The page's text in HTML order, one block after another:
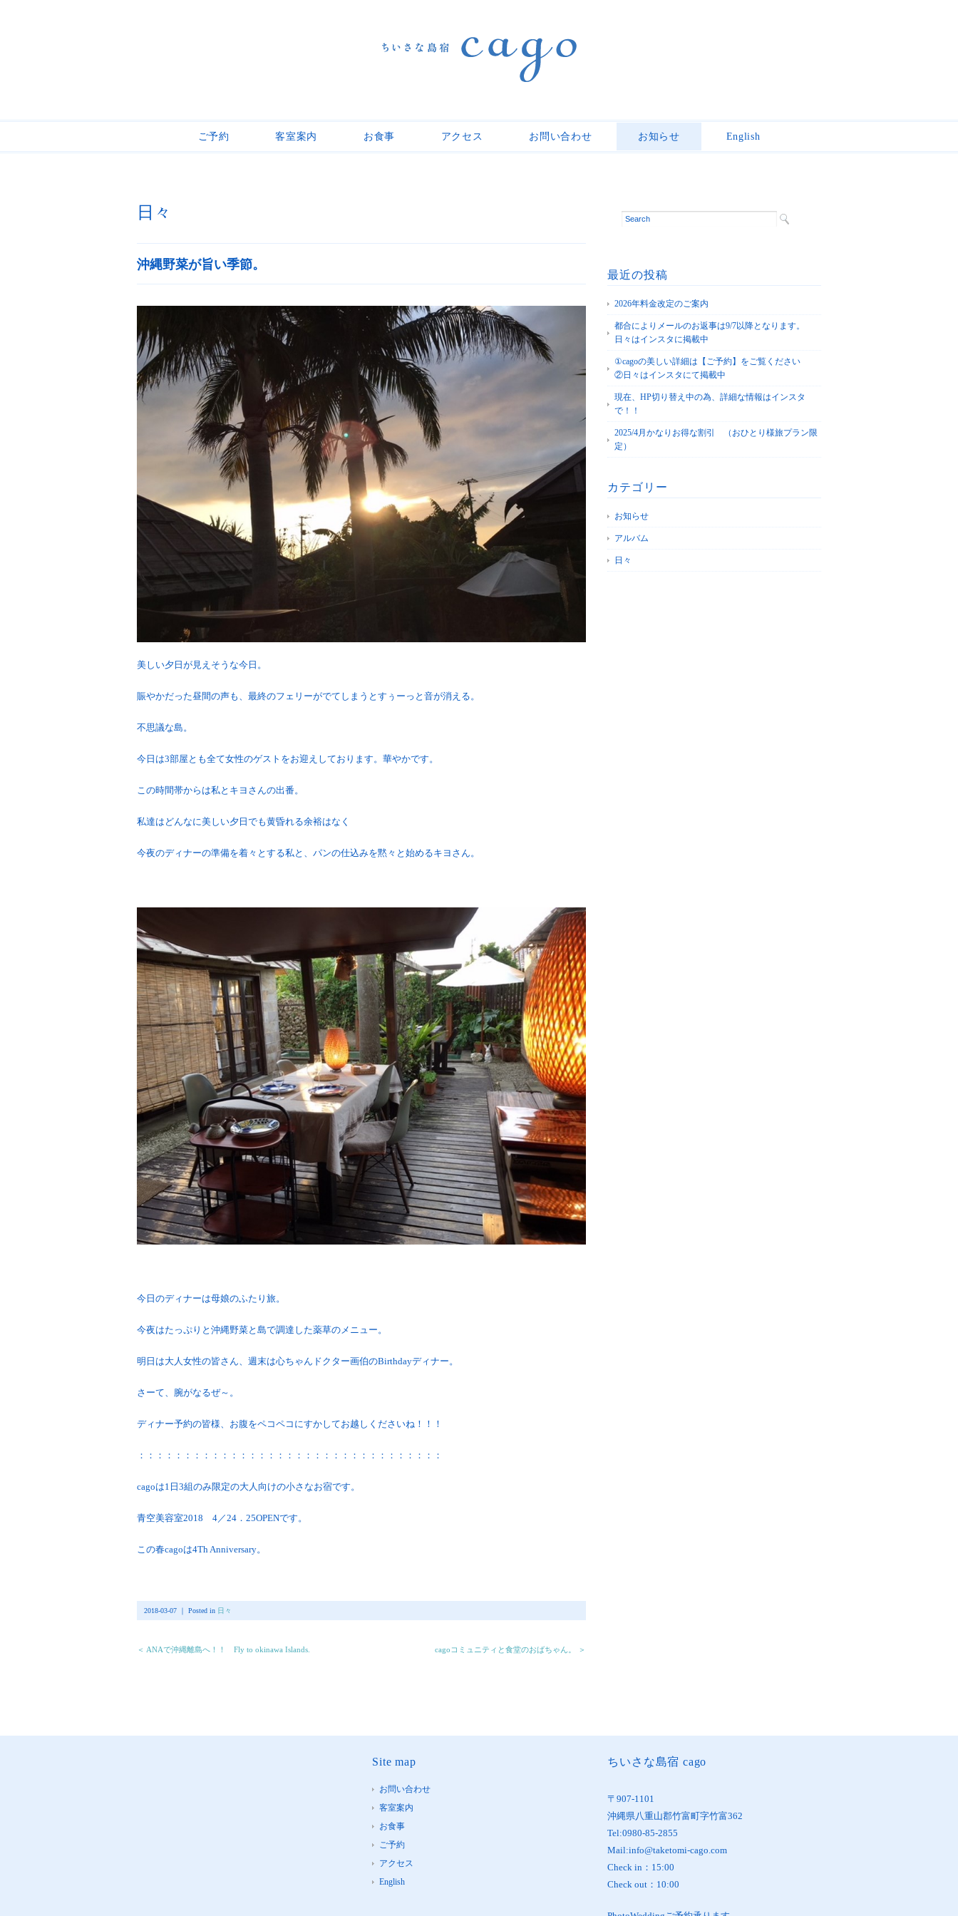
ご予約 客室案内 お食事 アクセス お問い合わせ お知らせ English
日々
沖縄野菜が旨い季節。
美しい夕日が見えそうな今日。
賑やかだった昼間の声も、最終のフェリーがでてしまうとすぅーっと音が消える。
不思議な島。
今日は3部屋とも全て女性のゲストをお迎えしております。華やかです。
この時間帯からは私とキヨさんの出番。
私達はどんなに美しい夕日でも黄昏れる余裕はなく
今夜のディナーの準備を着々とする私と、パンの仕込みを黙々と始めるキヨさん。
今日のディナーは母娘のふたり旅。
今夜はたっぷりと沖縄野菜と島で調達した薬草のメニュー。
明日は大人女性の皆さん、週末は心ちゃんドクター画伯のBirthdayディナー。
さーて、腕がなるぜ～。
ディナー予約の皆様、お腹をペコペコにすかしてお越しくださいね！！！
：：：：：：：：：：：：：：：：：：：：：：：：：：：：：：：：：
cagoは1日3組のみ限定の大人向けの小さなお宿です。
青空美容室2018 4／24．25OPENです。
この春cagoは4Th Anniversary。
2018-03-07 ｜ Posted in 日々
＜ ANAで沖縄離島へ！！ Fly to okinawa Islands. cagoコミュニティと食堂のおばちゃん。 ＞
最近の投稿
2026年料金改定のご案内
都合によりメールのお返事は9/7以降となります。
日々はインスタに掲載中
①cagoの美しい詳細は【ご予約】をご覧ください
②日々はインスタにて掲載中
現在、HP切り替え中の為、詳細な情報はインスタ
で！！
2025/4月かなりお得な割引 （おひとり様旅プラン限
定）
カテゴリー
お知らせ
アルバム
日々
Site map
お問い合わせ
客室案内
お食事
ご予約
アクセス
English
ちいさな島宿 cago
〒907-1101
沖縄県八重山郡竹富町字竹富362
Tel:0980-85-2855
Mail:info@taketomi-cago.com
Check in：15:00
Check out：10:00